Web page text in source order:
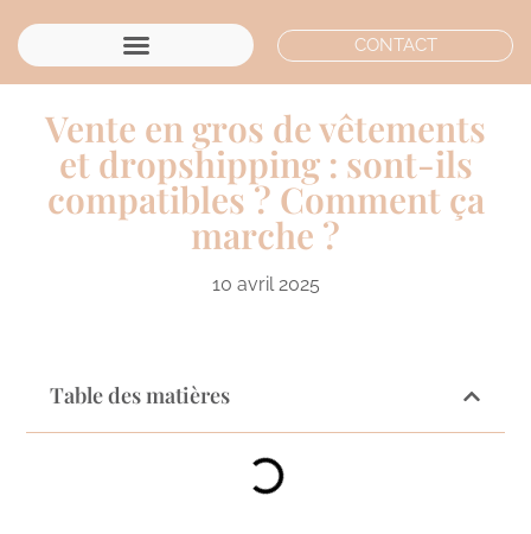
CONTACT
Vente en gros de vêtements
et dropshipping : sont-ils
compatibles ? Comment ça
marche ?
10 avril 2025
Table des matières